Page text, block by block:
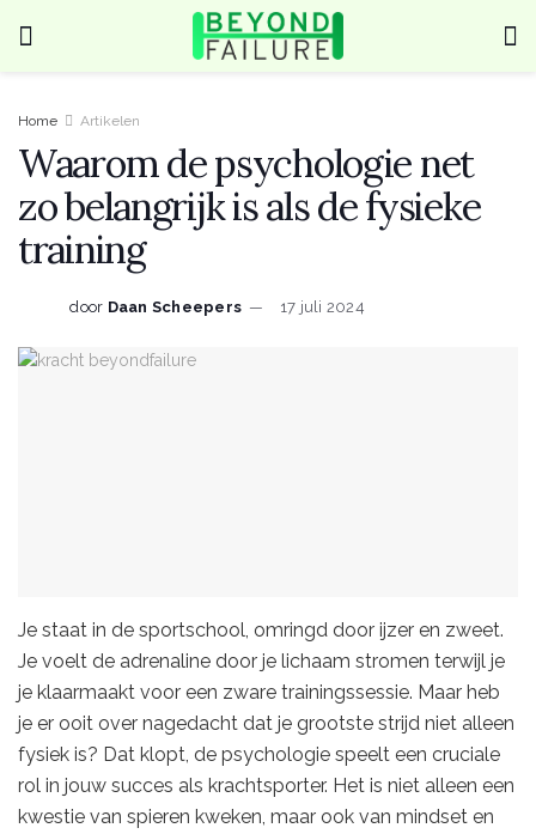
Home Artikelen
Waarom de psychologie net
zo belangrijk is als de fysieke
training
door Daan Scheepers 17 juli 2024
Je staat in de sportschool, omringd door ijzer en zweet.
Je voelt de adrenaline door je lichaam stromen terwijl je
je klaarmaakt voor een zware trainingssessie. Maar heb
je er ooit over nagedacht dat je grootste strijd niet alleen
fysiek is? Dat klopt, de psychologie speelt een cruciale
rol in jouw succes als krachtsporter. Het is niet alleen een
kwestie van spieren kweken, maar ook van mindset en